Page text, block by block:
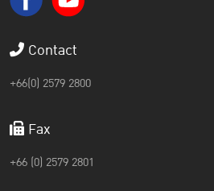
Contact
+66(0) 2579 2800
Fax
+66 (0) 2579 2801